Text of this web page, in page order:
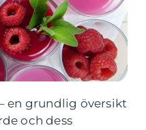
en grundlig översikt
och dess